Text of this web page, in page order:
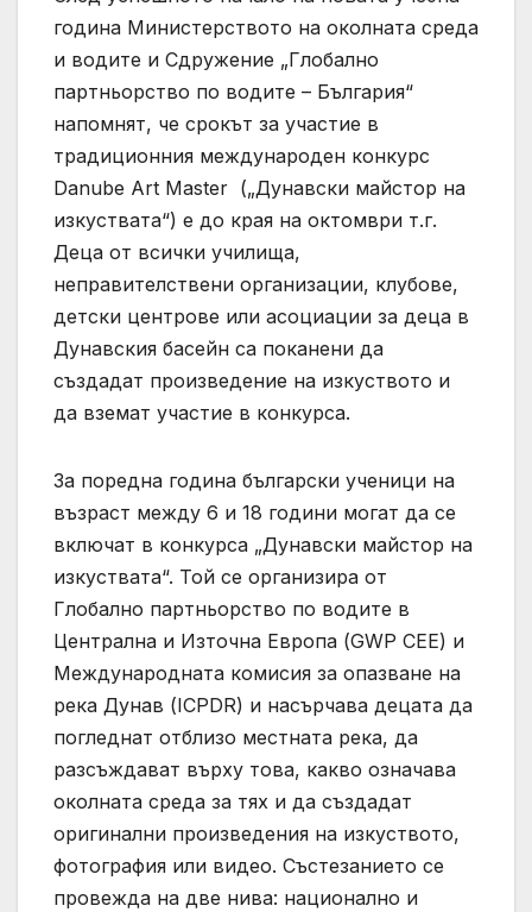
година Министерството на околната среда
и водите и Сдружение „Глобално
партньорство по водите – България“
напомнят, че срокът за участие в
традиционния международен конкурс
Danube Art Master („Дунавски майстор на
изкуствата“) е до края на октомври т.г.
Деца от всички училища,
неправителствени организации, клубове,
детски центрове или асоциации за деца в
Дунавския басейн са поканени да
създадат произведение на изкуството и
да вземат участие в конкурса.
За поредна година български ученици на
възраст между 6 и 18 години могат да се
включат в конкурса „Дунавски майстор на
изкуствата“. Той се организира от
Глобално партньорство по водите в
Централна и Източна Европа (GWP CEE) и
Международната комисия за опазване на
река Дунав (ICPDR) и насърчава децата да
погледнат отблизо местната река, да
разсъждават върху това, какво означава
околната среда за тях и да създадат
оригинални произведения на изкуството,
фотография или видео. Състезанието се
провежда на две нива: национално и